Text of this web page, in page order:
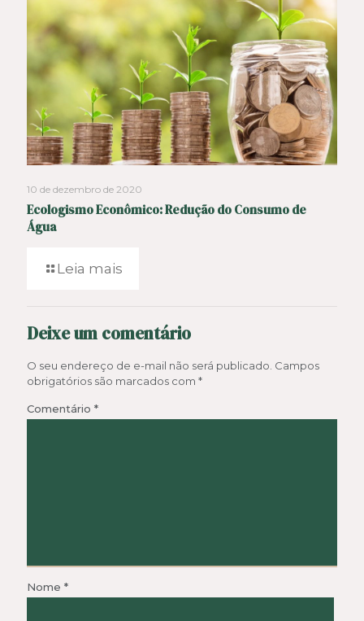
10 de dezembro de 2020
Ecologismo Econômico: Redução do Consumo de
Água
Leia mais
Deixe um comentário
O seu endereço de e-mail não será publicado. Campos
obrigatórios são marcados com *
Comentário *
Nome *